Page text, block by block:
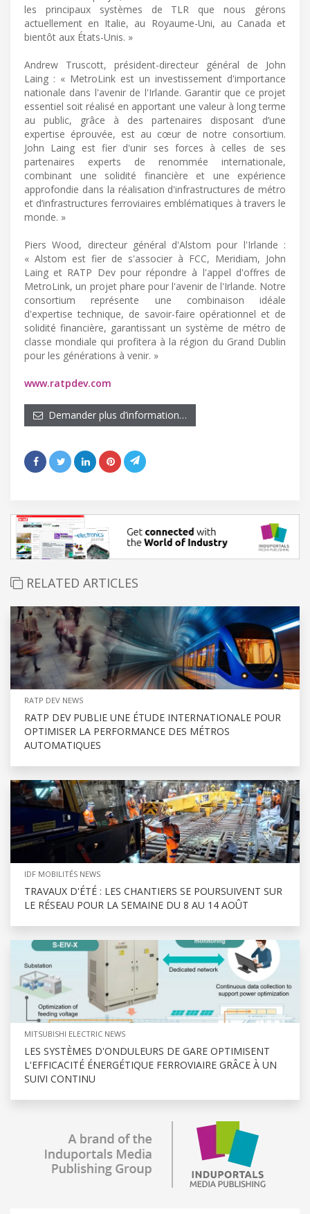
les principaux systèmes de TLR que nous gérons
actuellement en Italie, au Royaume-Uni, au Canada et
bientôt aux États-Unis. »
Andrew Truscott, président-directeur général de John
Laing : « MetroLink est un investissement d'importance
nationale dans l'avenir de l'Irlande. Garantir que ce projet
essentiel soit réalisé en apportant une valeur à long terme
au public, grâce à des partenaires disposant d’une
expertise éprouvée, est au cœur de notre consortium.
John Laing est fier d'unir ses forces à celles de ses
partenaires experts de renommée internationale,
combinant une solidité financière et une expérience
approfondie dans la réalisation d'infrastructures de métro
et d’infrastructures ferroviaires emblématiques à travers le
monde. »
Piers Wood, directeur général d'Alstom pour l'Irlande :
« Alstom est fier de s'associer à FCC, Meridiam, John
Laing et RATP Dev pour répondre à l'appel d'offres de
MetroLink, un projet phare pour l'avenir de l'Irlande. Notre
consortium représente une combinaison idéale
d'expertise technique, de savoir-faire opérationnel et de
solidité financière, garantissant un système de métro de
classe mondiale qui profitera à la région du Grand Dublin
pour les générations à venir. »
www.ratpdev.com
Demander plus d’information…
RELATED ARTICLES
RATP DEV NEWS
RATP DEV PUBLIE UNE ÉTUDE INTERNATIONALE POUR
OPTIMISER LA PERFORMANCE DES MÉTROS
AUTOMATIQUES
IDF MOBILITÉS NEWS
TRAVAUX D'ÉTÉ : LES CHANTIERS SE POURSUIVENT SUR
LE RÉSEAU POUR LA SEMAINE DU 8 AU 14 AOÛT
MITSUBISHI ELECTRIC NEWS
LES SYSTÈMES D'ONDULEURS DE GARE OPTIMISENT
L'EFFICACITÉ ÉNERGÉTIQUE FERROVIAIRE GRÂCE À UN
SUIVI CONTINU